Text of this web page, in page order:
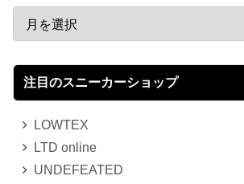
注目のスニーカーショップ
LOWTEX
LTD online
UNDEFEATED